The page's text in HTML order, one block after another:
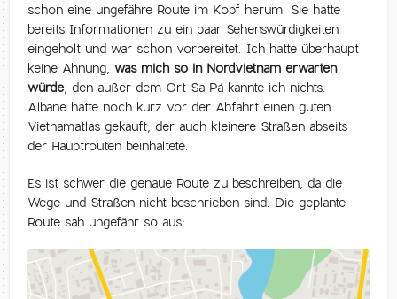
schon eine ungefähre Route im Kopf herum. Sie hatte
bereits Informationen zu ein paar Sehenswürdigkeiten
eingeholt und war schon vorbereitet. Ich hatte überhaupt
keine Ahnung,was mich so in Nordvietnam erwarten
würde, den außer dem Ort Sa Pá kannte ich nichts.
Albane hatte noch kurz vor der Abfahrt einen guten
Vietnamatlas gekauft, der auch kleinere Straßen abseits
der Hauptrouten beinhaltete.
Es ist schwer die genaue Route zu beschreiben, da die
Wege und Straßen nicht beschrieben sind. Die geplante
Route sah ungefähr so aus: